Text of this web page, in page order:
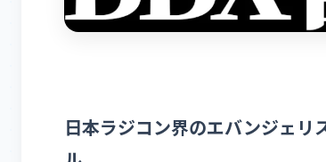
日本ラジコン界のエバンジェ